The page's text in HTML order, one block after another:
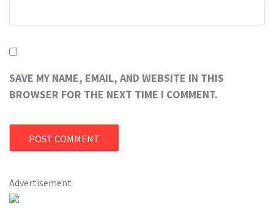
SAVE MY NAME, EMAIL, AND WEBSITE IN THIS
BROWSER FOR THE NEXT TIME I COMMENT.
Advertisement